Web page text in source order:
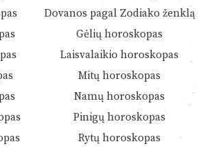
Dovanos pagal Zodiako ženklą
Gėlių horoskopas
Laisvalaikio horoskopas
Mitų horoskopas
Namų horoskopas
Pinigų horoskopas
Rytų horoskopas